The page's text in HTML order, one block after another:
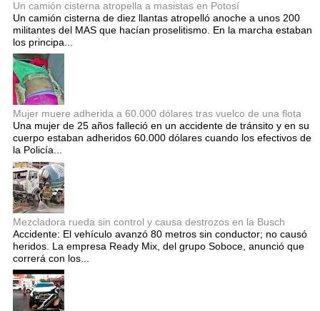
Un camión cisterna atropella a masistas en Potosí
Un camión cisterna de diez llantas atropelló anoche a unos 200
militantes del MAS que hacían proselitismo. En la marcha estaban
los principa...
Mujer muere adherida a 60.000 dólares tras vuelco de una flota
Una mujer de 25 años falleció en un accidente de tránsito y en su
cuerpo estaban adheridos 60.000 dólares cuando los efectivos de
la Policía...
Mezcladora rueda sin control y causa destrozos en la Busch
Accidente: El vehículo avanzó 80 metros sin conductor; no causó
heridos. La empresa Ready Mix, del grupo Soboce, anunció que
correrá con los...